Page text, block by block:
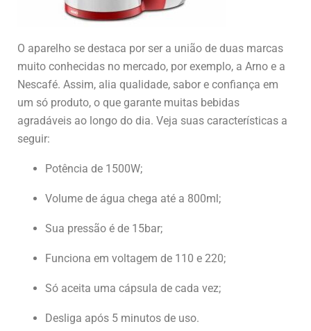
O aparelho se destaca por ser a união de duas marcas
muito conhecidas no mercado, por exemplo, a Arno e a
Nescafé. Assim, alia qualidade, sabor e confiança em
um só produto, o que garante muitas bebidas
agradáveis ao longo do dia. Veja suas características a
seguir:
Potência de 1500W;
Volume de água chega até a 800ml;
Sua pressão é de 15bar;
Funciona em voltagem de 110 e 220;
Só aceita uma cápsula de cada vez;
Desliga após 5 minutos de uso.